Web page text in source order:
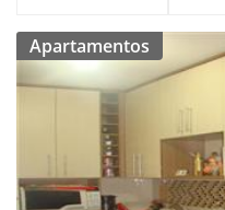
Apartamentos